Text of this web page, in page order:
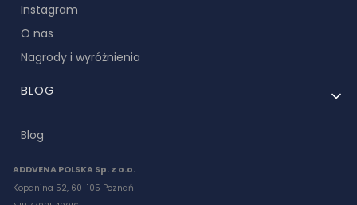
Instagram
O nas
Nagrody i wyróżnienia
BLOG
Blog
ADDVENA POLSKA Sp. z o.o.
Kopanina 52, 60-105 Poznań